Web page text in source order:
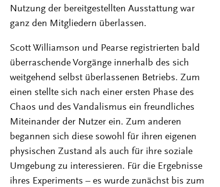
Nutzung der bereitgestellten Ausstattung war
ganz den Mitgliedern überlassen.
Scott Williamson und Pearse registrierten bald
überraschende Vorgänge innerhalb des sich
weitgehend selbst überlassenen Betriebs. Zum
einen stellte sich nach einer ersten Phase des
Chaos und des Vandalismus ein freundliches
Miteinander der Nutzer ein. Zum anderen
begannen sich diese sowohl für ihren eigenen
physischen Zustand als auch für ihre soziale
Umgebung zu interessieren. Für die Ergebnisse
ihres Experiments – es wurde zunächst bis zum